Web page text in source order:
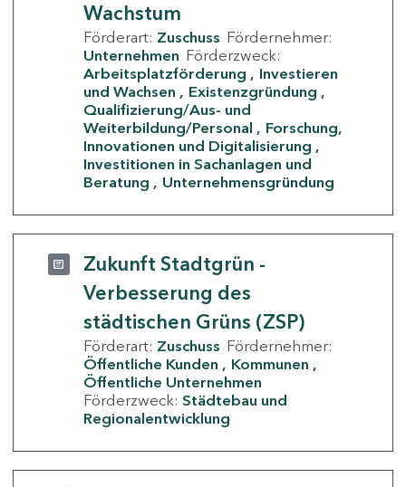
Wachstum
Förderart: Zuschuss Fördernehmer:
Unternehmen Förderzweck:
Arbeitsplatzförderung
Investieren
und Wachsen
Existenzgründung
Qualifizierung/Aus- und
Weiterbildung/Personal
Forschung,
Innovationen und Digitalisierung
Investitionen in Sachanlagen und
Beratung
Unternehmensgründung
Zukunft Stadtgrün -
Verbesserung des
städtischen Grüns (ZSP)
Förderart: Zuschuss Fördernehmer:
Öffentliche Kunden
Kommunen
Öffentliche Unternehmen
Förderzweck: Städtebau und
Regionalentwicklung